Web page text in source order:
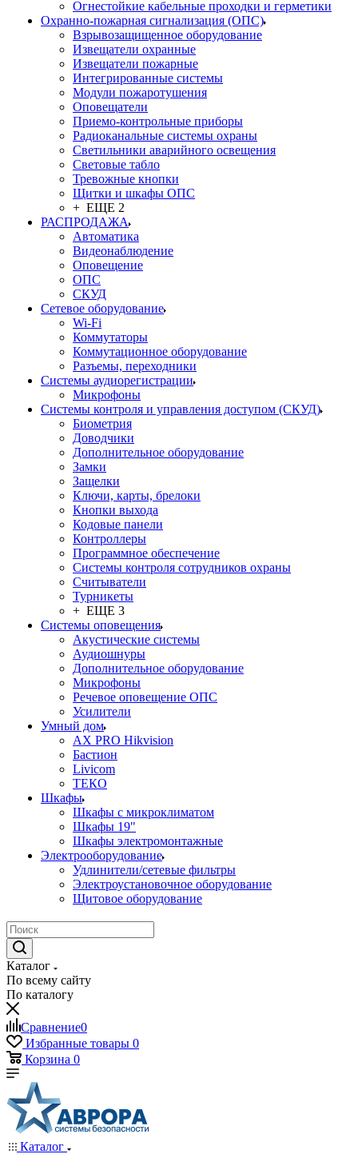
Огнестойкие кабельные проходки и герметики
Охранно-пожарная сигнализация (ОПС)
Взрывозащищенное оборудование
Извещатели охранные
Извещатели пожарные
Интегрированные системы
Модули пожаротушения
Оповещатели
Приемо-контрольные приборы
Радиоканальные системы охраны
Светильники аварийного освещения
Световые табло
Тревожные кнопки
Щитки и шкафы ОПС
+ ЕЩЕ 2
РАСПРОДАЖА
Автоматика
Видеонаблюдение
Оповещение
ОПС
СКУД
Сетевое оборудование
Wi-Fi
Коммутаторы
Коммутационное оборудование
Разъемы, переходники
Системы аудиорегистрации
Микрофоны
Системы контроля и управления доступом (СКУД)
Биометрия
Доводчики
Дополнительное оборудование
Замки
Защелки
Ключи, карты, брелоки
Кнопки выхода
Кодовые панели
Контроллеры
Программное обеспечение
Системы контроля сотрудников охраны
Считыватели
Турникеты
+ ЕЩЕ 3
Системы оповещения
Акустические системы
Аудиошнуры
Дополнительное оборудование
Микрофоны
Речевое оповещение ОПС
Усилители
Умный дом
AX PRO Hikvision
Бастион
Livicom
ТЕКО
Шкафы
Шкафы с микроклиматом
Шкафы 19"
Шкафы электромонтажные
Электрооборудование
Удлинители/сетевые фильтры
Электроустановочное оборудование
Щитовое оборудование
Каталог
По всему сайту
По каталогу
Сравнение0
Избранные товары 0
Корзина 0
Каталог